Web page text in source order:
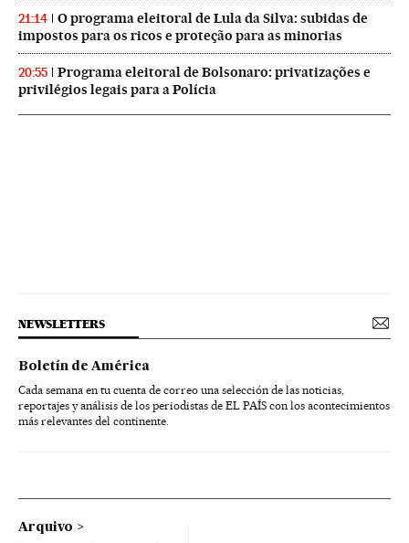
21:14
O programa eleitoral de Lula da Silva: subidas de
impostos para os ricos e proteção para as minorias
20:55
Programa eleitoral de Bolsonaro: privatizações e
privilégios legais para a Polícia
NEWSLETTERS
Boletín de América
Cada semana en tu cuenta de correo una selección de las noticias,
reportajes y análisis de los periodistas de EL PAÍS con los acontecimientos
más relevantes del continente.
Arquivo